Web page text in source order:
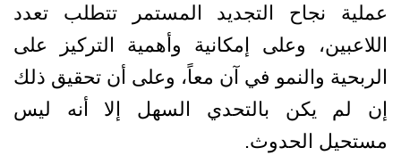
عملية نجاح التجديد المستمر تتطلب تعدد
اللاعبين، وعلى إمكانية وأهمية التركيز على
الربحية والنمو في آن معاً، وعلى أن تحقيق ذلك
إن لم يكن بالتحدي السهل إلا أنه ليس
مستحيل الحدوث.